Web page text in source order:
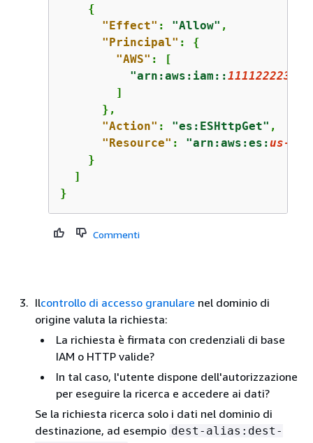
{
"Effect" : "Allow" ,
"Principal" : {
"AWS" : [
"arn:aws:iam::111122223333
        ]
      },
"Action" : "es:ESHttpGet" ,
"Resource" : "arn:aws:es:us-
    }
  ]
}
Commenti
Ilcontrollo di accesso granulare nel dominio di
origine valuta la richiesta:
La richiesta è firmata con credenziali di base
IAM o HTTP valide?
In tal caso, l'utente dispone dell'autorizzazione
per eseguire la ricerca e accedere ai dati?
Se la richiesta ricerca solo i dati nel dominio di
destinazione, ad esempio dest-alias:dest-